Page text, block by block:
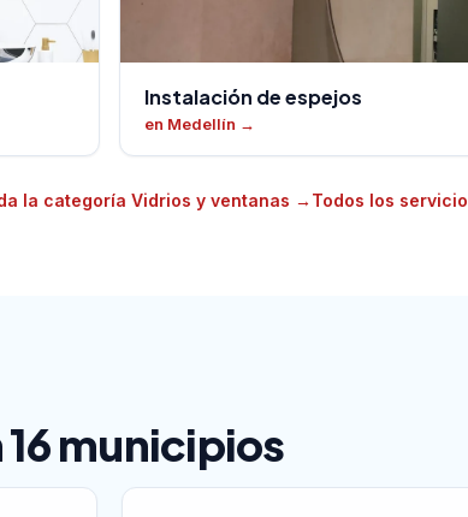
Instalación de espejos
en Medellín →
la categoría Vidrios y ventanas → Todos los
municipios